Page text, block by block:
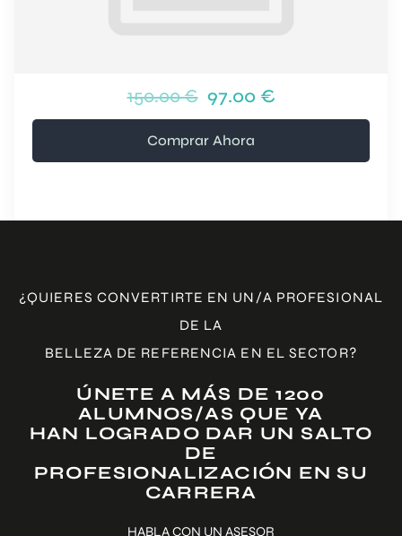
150.00 € 97.00 €
Comprar Ahora
¿QUIERES CONVERTIRTE EN UN/A PROFESIONAL
DE LA
BELLEZA DE REFERENCIA EN EL SECTOR?
ÚNETE A MÁS DE 1200
ALUMNOS/AS QUE YA
HAN LOGRADO DAR UN SALTO
DE
PROFESIONALIZACIÓN EN SU
CARRERA
HABLA CON UN ASESOR